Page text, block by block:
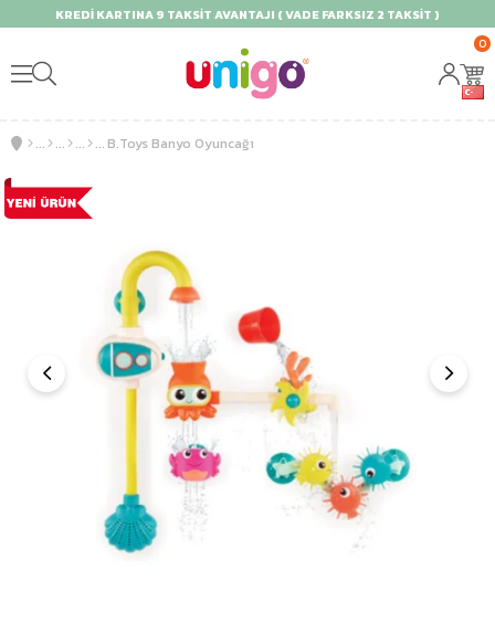
KREDİ KARTINA 9 TAKSİT AVANTAJI ( VADE FARKSIZ 2 TAKSİT )
0
B.Toys Banyo Oyuncağı